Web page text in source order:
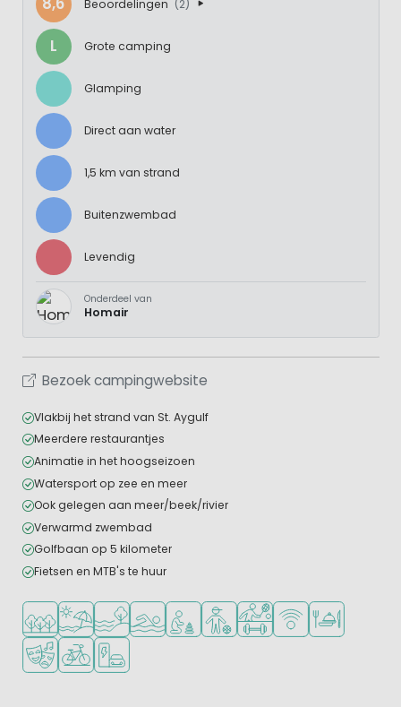
Beoordelingen (2)
L Grote camping
Glamping
Direct aan water
1,5 km van strand
Buitenzwembad
Levendig
Onderdeel van
Homair
Bezoek campingwebsite
Vlakbij het strand van St. Aygulf
Meerdere restaurantjes
Animatie in het hoogseizoen
Watersport op zee en meer
Ook gelegen aan meer/beek/rivier
Verwarmd zwembad
Golfbaan op 5 kilometer
Fietsen en MTB's te huur
Ligt in een bosrijke omgeving
Ligt bij strand en zee
Ligt bij het water
Openlucht zwembad
Aanbevolen voor jonge kinderen
Aanbevolen voor tieners
Veel mogelijkheden om
WiFi beschikbaar
Restaurant of
Animatieprogramma
FietsverhuurLaadpaal elektrische auto